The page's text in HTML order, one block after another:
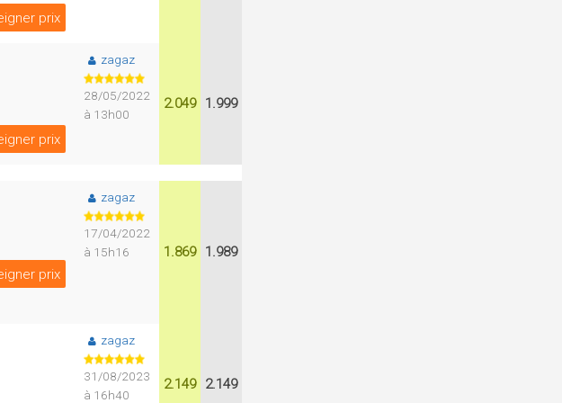
prix
prix
zagaz
28/05/2022
à 13h00
2.049 1.999
prix
zagaz
17/04/2022
à 15h16
1.869 1.989
zagaz
31/08/2023
à 16h40
2.149 2.149